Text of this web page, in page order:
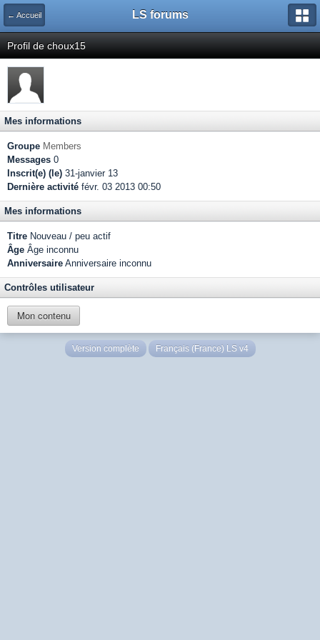
← Accueil LS forums
Profil de choux15
Mes informations
Groupe Members
Messages 0
Inscrit(e) (le) 31-janvier 13
Dernière activité févr. 03 2013 00:50
Mes informations
Titre Nouveau / peu actif
Âge Âge inconnu
Anniversaire Anniversaire inconnu
Contrôles utilisateur
Mon contenu
Version complète Français (France) LS v4